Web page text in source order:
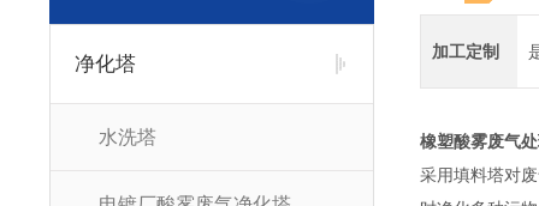
净化塔
水洗塔
加工定制
橡塑酸雾废气
采用填料塔对